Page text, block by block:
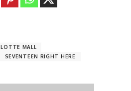
LOTTE MALL
SEVENTEEN RIGHT HERE